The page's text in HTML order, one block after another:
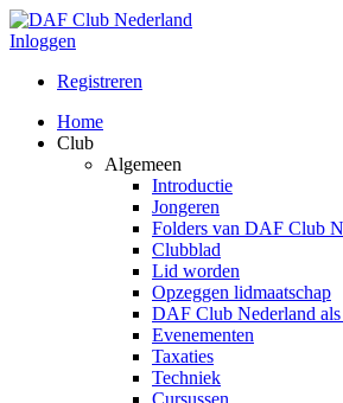
Inloggen
Registreren
Home
Club
Algemeen
Introductie
Jongeren
Folders van DAF Club
Clubblad
Lid worden
Opzeggen lidmaatschap
DAF Club Nederland als
Evenementen
Taxaties
Techniek
Cursussen